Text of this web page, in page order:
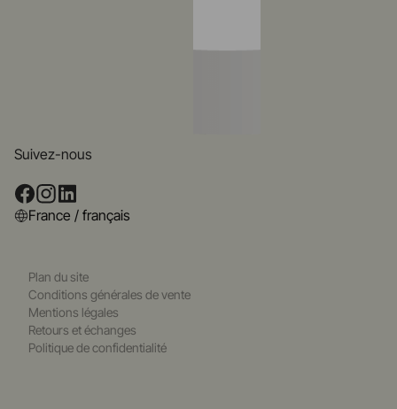
Suivez-nous
France / français
Plan du site
Conditions générales de vente
Mentions légales
Retours et échanges
Politique de confidentialité